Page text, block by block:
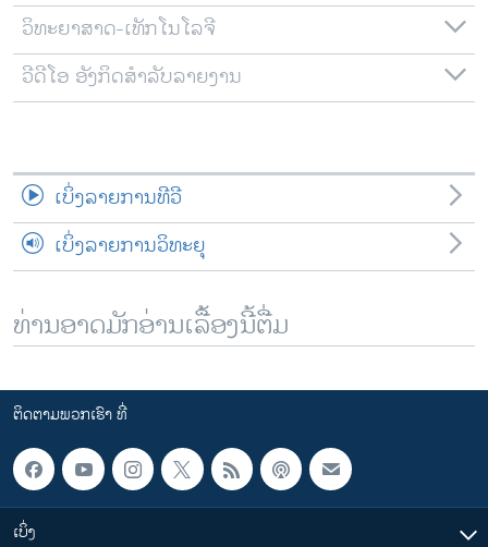
ວິທະຍາສາດ-ເທັກໂນໂລຈີ
ວີດີໂອ ອັງກິດສຳລັບລາຍງານ
ເບິ່ງລາຍການທີວີ
ເບິ່ງລາຍການວິທະຍຸ
ທ່ານອາດມັກອ່ານເລື້ອງນີ້ຕື່ມ
ຕິດຕາມພວກເຮົາ ທີ່
ເບິ່ງ